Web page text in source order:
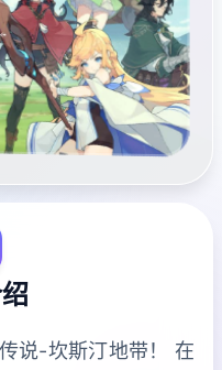
说-坎斯汀地带！ 在